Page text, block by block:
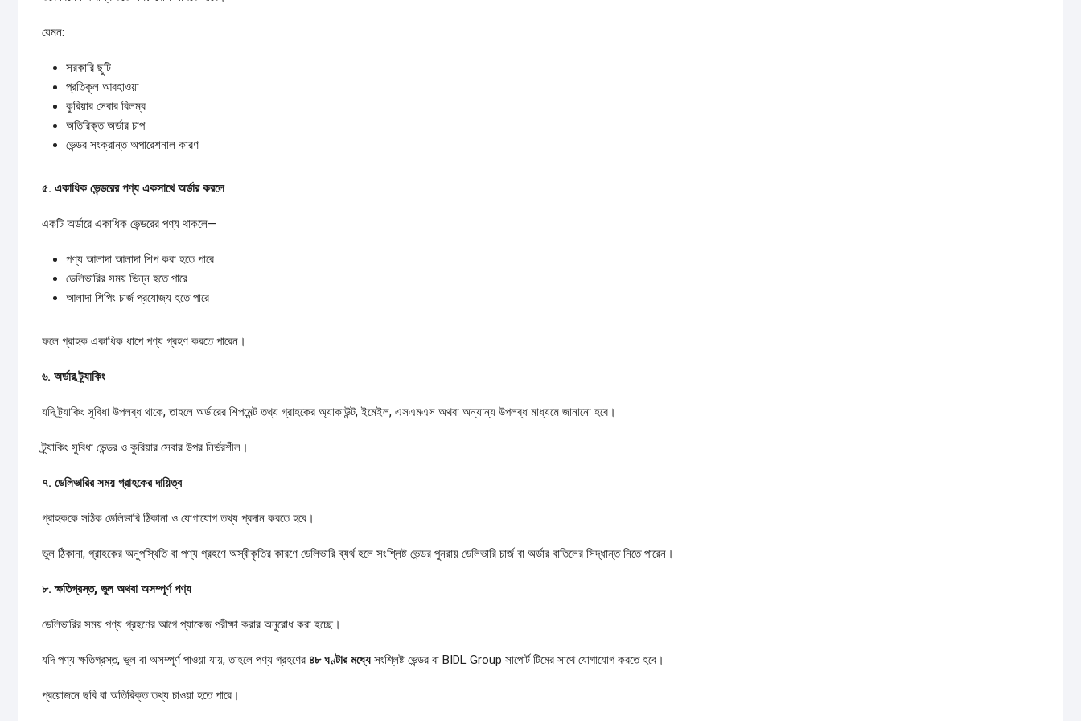
যেমন:
সরকারি ছুটি
প্রতিকূল আবহাওয়া
কুরিয়ার সেবার বিলম্ব
অতিরিক্ত অর্ডার চাপ
ভেন্ডর সংক্রান্ত অপারেশনাল কারণ
৫. একাধিকভেন্ডরেরপণ্যএকসাথেঅর্ডারকরলে
একটি অর্ডারে একাধিক ভেন্ডরের পণ্য থাকলে—
পণ্য আলাদা আলাদা শিপ করা হতে পারে
ডেলিভারির সময় ভিন্ন হতে পারে
আলাদা শিপিং চার্জ প্রযোজ্য হতে পারে
ফলে গ্রাহক একাধিক ধাপে পণ্য গ্রহণ করতে পারেন।
৬. অর্ডারট্র্যাকিং
যদি ট্র্যাকিং সুবিধা উপলব্ধ থাকে, তাহলে অর্ডারের শিপমেন্ট তথ্য গ্রাহকের অ্যাকাউন্ট, ইমেইল, এসএমএস অথবা অন্যান্য উপলব্ধ মাধ্যমে জানানো হবে।
ট্র্যাকিং সুবিধা ভেন্ডর ও কুরিয়ার সেবার উপর নির্ভরশীল।
৭. ডেলিভারিরসময়গ্রাহকেরদায়িত্ব
গ্রাহককে সঠিক ডেলিভারি ঠিকানা ও যোগাযোগ তথ্য প্রদান করতে হবে।
ভুল ঠিকানা, গ্রাহকের অনুপস্থিতি বা পণ্য গ্রহণে অস্বীকৃতির কারণে ডেলিভারি ব্যর্থ হলে সংশ্লিষ্ট ভেন্ডর পুনরায় ডেলিভারি চার্জ বা অর্ডার বাতিলের সিদ্ধান্ত নিতে পারেন।
৮.ক্ষতিগ্রস্ত, ভুলঅথবাঅসম্পূর্ণপণ্য
ডেলিভারির সময় পণ্য গ্রহণের আগে প্যাকেজ পরীক্ষা করার অনুরোধ করা হচ্ছে।
যদি পণ্য ক্ষতিগ্রস্ত, ভুল বা অসম্পূর্ণ পাওয়া যায়, তাহলে পণ্য গ্রহণের ৪৮ঘণ্টারমধ্যেসংশ্লিষ্ট ভেন্ডর বা BIDL Group সাপোর্ট টিমের সাথে যোগাযোগ করতে হবে।
প্রয়োজনে ছবি বা অতিরিক্ত তথ্য চাওয়া হতে পারে।